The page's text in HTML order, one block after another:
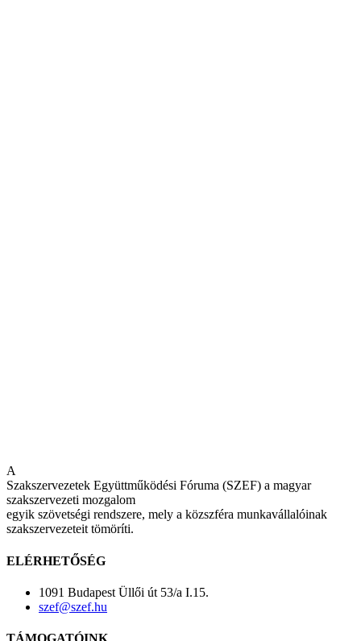
A
Szakszervezetek Együttműködési Fóruma (SZEF) a magyar
szakszervezeti mozgalom
egyik szövetségi rendszere, mely a közszféra munkavállalóinak
szakszervezeteit tömöríti.
ELÉRHETŐSÉG
1091 Budapest Üllői út 53/a I.15.
szef@szef.hu